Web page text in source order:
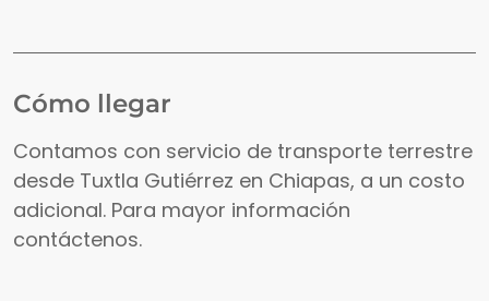
Cómo llegar
Contamos con servicio de transporte terrestre
desde Tuxtla Gutiérrez en Chiapas, a un costo
adicional. Para mayor información
contáctenos.